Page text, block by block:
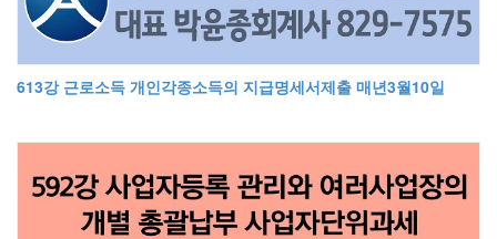
613강 근로소득 개인각종소득의 지급명세서제출 매년3월10일